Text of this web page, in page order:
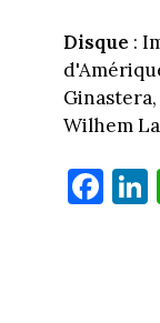
Disque :
Wilhem
Fa
ce